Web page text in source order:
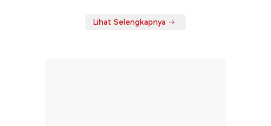
Lihat Selengkapnya